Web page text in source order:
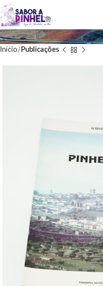
Início Publicações